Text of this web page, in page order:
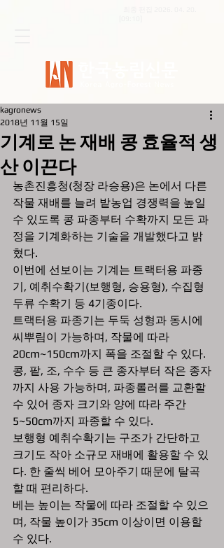
기계로 논 재배 콩 효율적 생
산 이끈다
kagronews
2018년 11월 15일
농촌진흥청(청장 라승용)은 논에서 다른
작물 재배를 늘려 밭농업 경쟁력을 높일
수 있도록 콩 파종부터 수확까지 모든 과
정을 기계화하는 기술을 개발했다고 밝
혔다.
이번에 선보이는 기계는 트랙터용 파종
기, 예취수확기(보행형, 승용형), 수집형
두류 수확기 등 4기종이다.
트랙터용 파종기는 두둑 성형과 동시에
씨뿌림이 가능하며, 작물에 따라
20cm~150cm까지 폭을 조절할 수 있다.
콩, 팥, 조, 수수 등 큰 종자부터 작은 종자
까지 사용 가능하며, 파종롤러를 교환할
수 있어 종자 크기와 양에 따라 주간
5~50cm까지 파종할 수 있다.
보행형 예취수확기는 구조가 간단하고
크기도 작아 소규모 재배에 활용할 수 있
다. 한 줄씩 베어 모아주기 때문에 탈곡
할 때 편리하다.
베는 높이는 작물에 따라 조절할 수 있으
며, 작물 높이가 35cm 이상이면 이용할
수 있다.